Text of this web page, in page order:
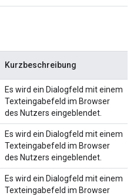
Kurzbeschreibung
Es wird ein Dialogfeld mit einem
Texteingabefeld im Browser
des Nutzers eingeblendet.
Es wird ein Dialogfeld mit einem
Texteingabefeld im Browser
des Nutzers eingeblendet.
Es wird ein Dialogfeld mit einem
Texteingabefeld im Browser